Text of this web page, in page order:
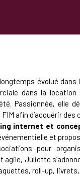
évolué dans
dans la
Passionnée, elle
afin d’acquérir
internet et
et
pour
Juliette
roll-up,